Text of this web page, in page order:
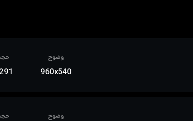
وضوح
960x540 291 مگابایت
وضوح